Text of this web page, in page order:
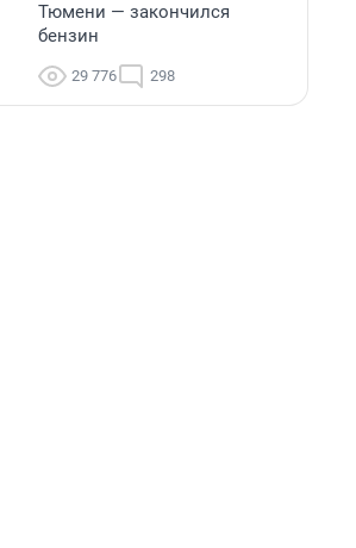
Тюмени — закончился
бензин
29 776 298